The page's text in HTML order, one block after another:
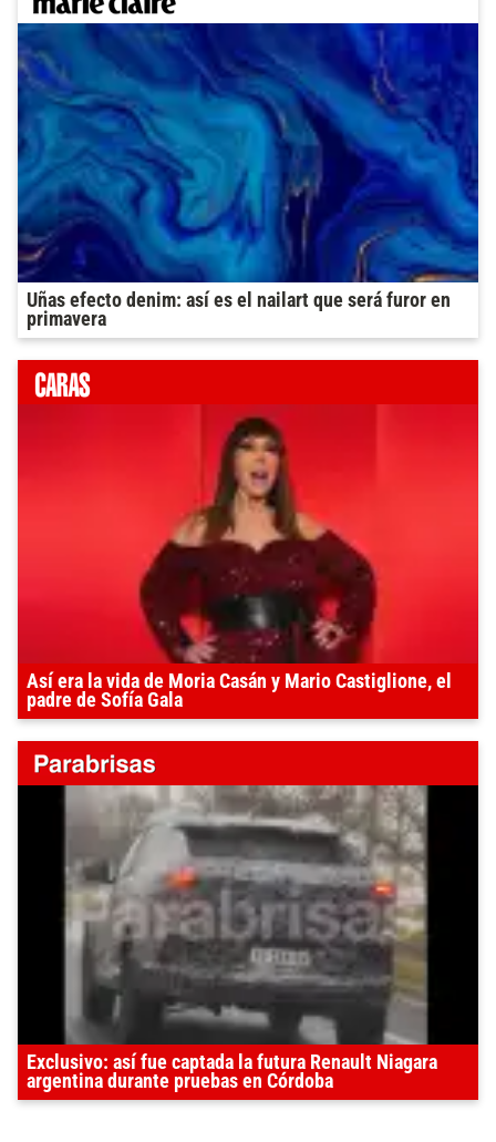
Uñas efecto denim: así es el nailart que será furor en
primavera
Así era la vida de Moria Casán y Mario Castiglione, el
padre de Sofía Gala
Exclusivo: así fue captada la futura Renault Niagara
argentina durante pruebas en Córdoba